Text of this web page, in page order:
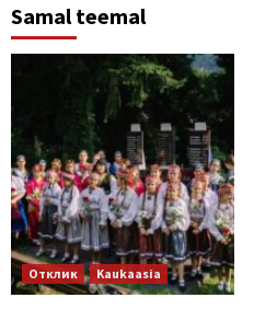
Samal teemal
Отклик Kaukaasia